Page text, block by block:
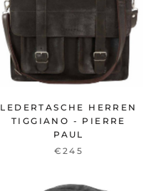
LEDERTASCHE HERREN
TIGGIANO - PIERRE
PAUL
€245